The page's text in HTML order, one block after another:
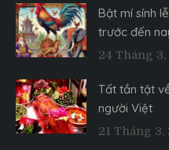
Bật mí sính
trước đến
24 Tháng 3,
Tất tần tật
người Việt
21 Tháng 3,